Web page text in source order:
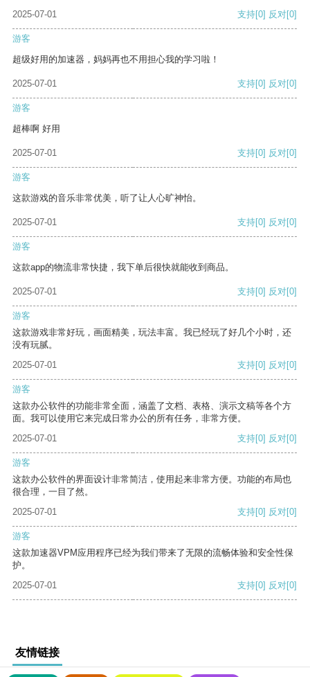
2025-07-01 支持[0] 反对[0]
游客
超级好用的加速器，妈妈再也不用担心我的学习啦！
2025-07-01 支持[0] 反对[0]
游客
超棒啊 好用
2025-07-01 支持[0] 反对[0]
游客
这款游戏的音乐非常优美，听了让人心旷神怡。
2025-07-01 支持[0] 反对[0]
游客
这款app的物流非常快捷，我下单后很快就能收到商品。
2025-07-01 支持[0] 反对[0]
游客
这款游戏非常好玩，画面精美，玩法丰富。我已经玩了好几个小时，还
没有玩腻。
2025-07-01
支持[0] 反对[0]
游客
这款办公软件的功能非常全面，涵盖了文档、表格、演示文稿等各个方
面。我可以使用它来完成日常办公的所有任务，非常方便。
2025-07-01
支持[0] 反对[0]
游客
这款办公软件的界面设计非常简洁，使用起来非常方便。功能的布局也
很合理，一目了然。
2025-07-01
支持[0] 反对[0]
游客
这款加速器VPM应用程序已经为我们带来了无限的流畅体验和安全性保
护。
2025-07-01
支持[0] 反对[0]
友情链接